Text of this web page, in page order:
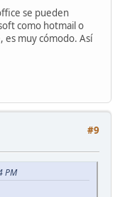
se pueden
como hotmail o
es muy cómodo. Así
#9
PM